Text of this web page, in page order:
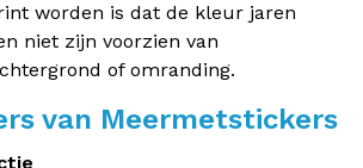
worden is dat de kleur jaren
niet zijn voorzien van
of omranding.
van Meermetstickers